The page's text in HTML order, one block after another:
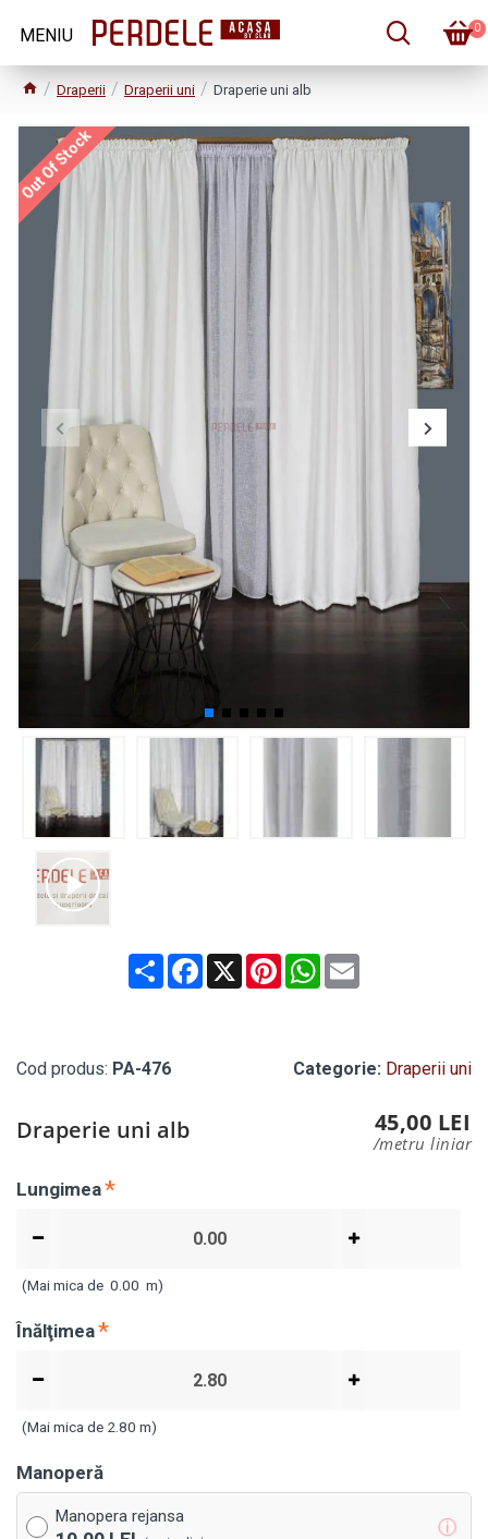
0
Draperii Draperii uni Draperie uni alb
Out Of Stock
ShareFacebook
X PinterestWhatsApp
Email
Cod produs: PA-476 Categorie: Draperii uni
Draperie uni alb 45,00 LEI
/metru liniar
Lungimea
(Mai mica de 0.00 m)
Înălţimea
(Mai mica de 2.80 m)
Manoperă
Manopera rejansa
ⓘ